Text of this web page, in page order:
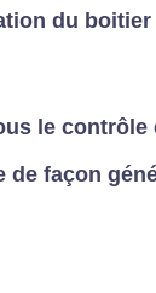
du boitier
le contrôle
de façon